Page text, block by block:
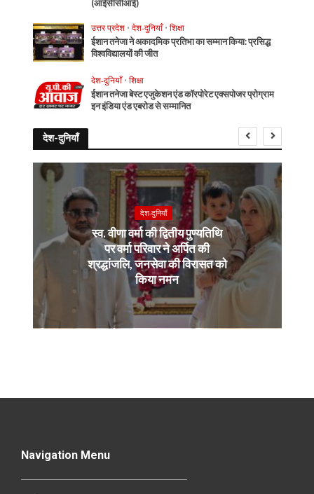
(आईसीसीआई)
उत्तर प्रदेश • देश-दुनियाँ • शिक्षा
ईशान तनेजा ने अकादमिक प्रतिभा का सम्मान किया: प्रसिद्ध
विश्वविद्यालयों की जीत
देश-दुनियाँ • शिक्षा
ईशान तनेजा बेस्ट एजुकेशन एंड कॉरपोरेट एक्सपोजर प्रोग्राम
इन इंडिया एंड एबरोड से सम्मानित
देश-दुनियाँ
देश-दुनियाँ
स्व. वीणा वर्मा की द्वितीय पुण्यतिथि
पर वर्मा परिवार ने अर्पित की
श्रद्धांजलि, जनसेवा की विरासत को
किया नमन
Navigation Menu